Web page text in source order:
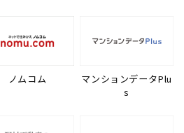
ノムコム
マンションデータPlu
s